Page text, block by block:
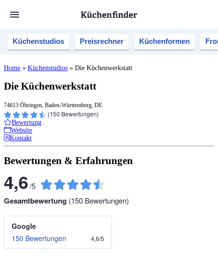
Küchenstudios Preisrechner Küchenformen
Home » Küchenstudios » Die Küchenwerkstatt
Die Küchenwerkstatt
74613 Öhringen, Baden-Württemberg, DE
(150 Bewertungen)
Bewertung
Website
Kontakt
Bewertungen & Erfahrungen
4,6/5
Gesamtbewertung (150 Bewertungen)
Google
150 Bewertungen
4,6/5